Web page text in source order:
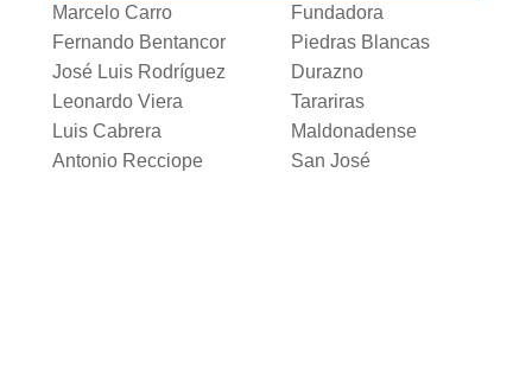
Marcelo Carro
Fundadora
Fernando Bentancor
Piedras Blancas
José Luis Rodríguez
Durazno
Leonardo Viera
Tarariras
Luis Cabrera
Maldonadense
Antonio Recciope
San José